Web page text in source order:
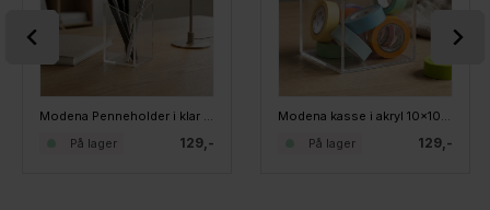
Modena Penneholder i klar akryl
129,-
På lager
Modena kasse i akryl 10x10cm - Small, Kvadratisk
129,-
På lager